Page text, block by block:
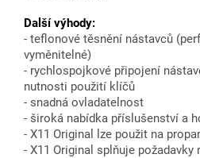
Další výhody:
- teflonové těsnění nástavců
vyměnitelné)
- rychlospojkové připojení
nutnosti použití klíčů
- snadná ovladatelnost
- široká nabídka příslušenství a
- X11 Original lze použit na
- X11 Original splňuje požadavky